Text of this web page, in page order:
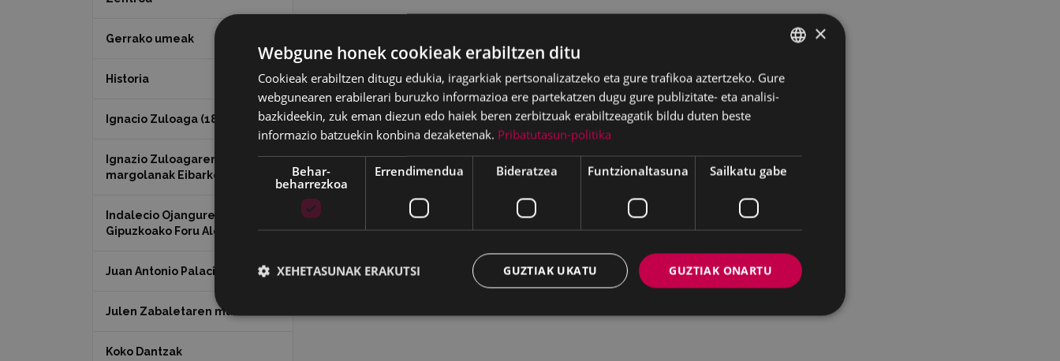
Gerrako umeak
Historia
Ignacio Zuloaga (1870-2020)
Ignazio Zuloagaren
margolanak Eibarko dendetan
Indalecio Ojanguren,
Gipuzkoako Foru Aldundia
Juan Antonio Palacios HARRIA
Julen Zabaletaren marrazkiak
Koko Dantzak
BASQUE
SPANISH
×
Webgune honek cookieak erabiltzen ditu
Cookieak erabiltzen ditugu edukia, iragarkiak pertsonalizatzeko eta gure trafikoa aztertzeko. Gure
webgunearen erabilerari buruzko informazioa ere partekatzen dugu gure publizitate- eta analisi-
bazkideekin, zuk eman diezun edo haiek beren zerbitzuak erabiltzeagatik bildu duten beste
informazio batzuekin konbina dezaketenak. Pribatutasun-politika
Behar-
beharrezkoa
Errendimendua Bideratzea Funtzionaltasuna Sailkatu gabe
GUZTIAK ONARTU
GUZTIAK UKATU
XEHETASUNAK ERAKUTSI